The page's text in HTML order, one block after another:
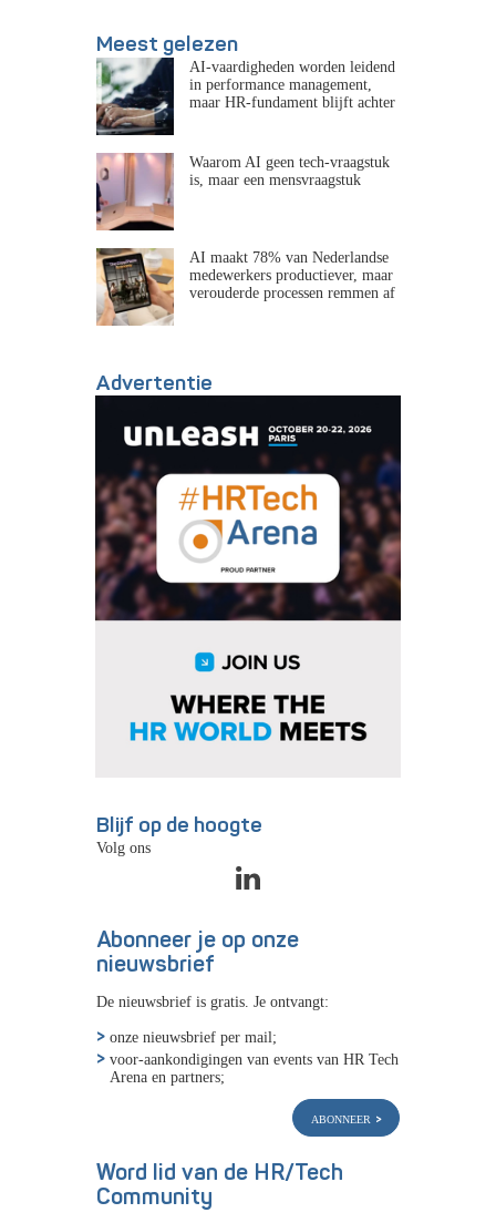
Meest gelezen
AI-vaardigheden worden leidend
in performance management,
maar HR-fundament blijft achter
Waarom AI geen tech-vraagstuk
is, maar een mensvraagstuk
AI maakt 78% van Nederlandse
medewerkers productiever, maar
verouderde processen remmen af
Advertentie
Blijf op de hoogte
Volg ons
Abonneer je op onze
nieuwsbrief
De nieuwsbrief is gratis. Je ontvangt:
onze nieuwsbrief per mail;
voor-aankondigingen van events van HR Tech
Arena en partners;
abonneer
Word lid van de HR/Tech
Community